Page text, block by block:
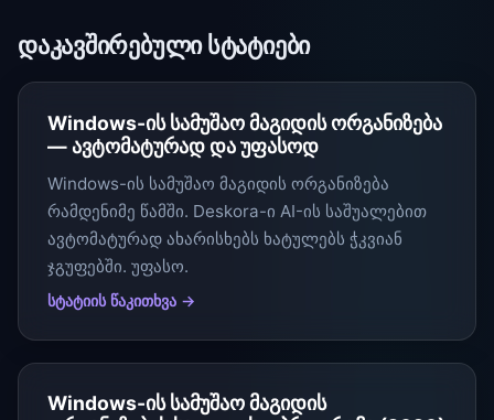
დაკავშირებული სტატიები
Windows-ის სამუშაო მაგიდის ორგანიზება
— ავტომატურად და უფასოდ
Windows-ის სამუშაო მაგიდის ორგანიზება
რამდენიმე წამში. Deskora-ი AI-ის საშუალებით
ავტომატურად ახარისხებს ხატულებს ჭკვიან
ჯგუფებში. უფასო.
სტატიის წაკითხვა →
Windows-ის სამუშაო მაგიდის